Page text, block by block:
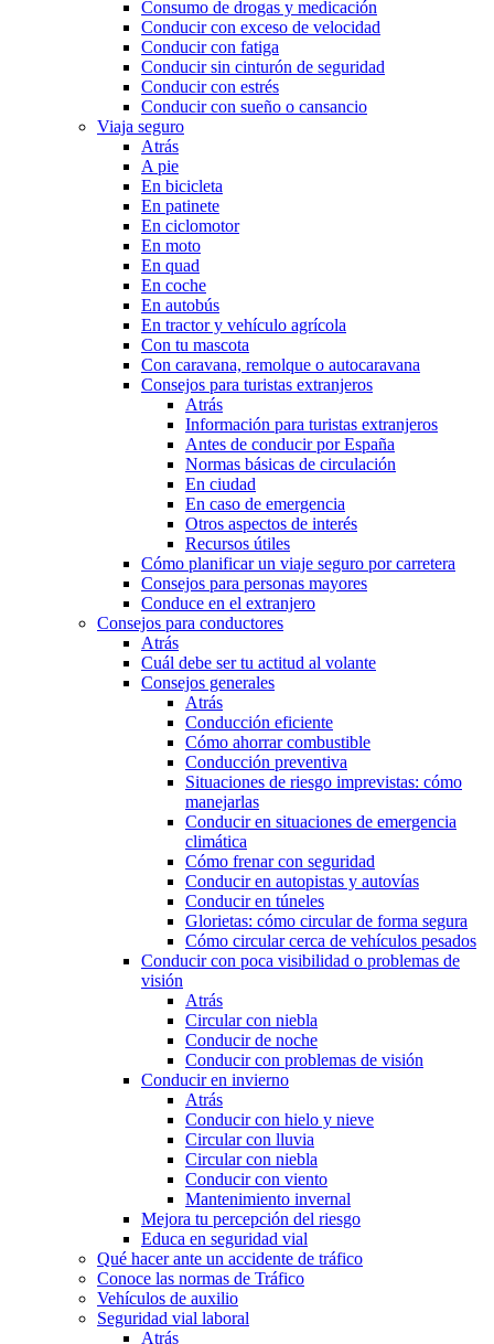
Consumo de drogas y medicación
Conducir con exceso de velocidad
Conducir con fatiga
Conducir sin cinturón de seguridad
Conducir con estrés
Conducir con sueño o cansancio
Viaja seguro
Atrás
A pie
En bicicleta
En patinete
En ciclomotor
En moto
En quad
En coche
En autobús
En tractor y vehículo agrícola
Con tu mascota
Con caravana, remolque o autocaravana
Consejos para turistas extranjeros
Atrás
Información para turistas extranjeros
Antes de conducir por España
Normas básicas de circulación
En ciudad
En caso de emergencia
Otros aspectos de interés
Recursos útiles
Cómo planificar un viaje seguro por carretera
Consejos para personas mayores
Conduce en el extranjero
Consejos para conductores
Atrás
Cuál debe ser tu actitud al volante
Consejos generales
Atrás
Conducción eficiente
Cómo ahorrar combustible
Conducción preventiva
Situaciones de riesgo imprevistas: cómo
manejarlas
Conducir en situaciones de emergencia
climática
Cómo frenar con seguridad
Conducir en autopistas y autovías
Conducir en túneles
Glorietas: cómo circular de forma segura
Cómo circular cerca de vehículos pesados
Conducir con poca visibilidad o problemas de
visión
Atrás
Circular con niebla
Conducir de noche
Conducir con problemas de visión
Conducir en invierno
Atrás
Conducir con hielo y nieve
Circular con lluvia
Circular con niebla
Conducir con viento
Mantenimiento invernal
Mejora tu percepción del riesgo
Educa en seguridad vial
Qué hacer ante un accidente de tráfico
Conoce las normas de Tráfico
Vehículos de auxilio
Seguridad vial laboral
Atrás